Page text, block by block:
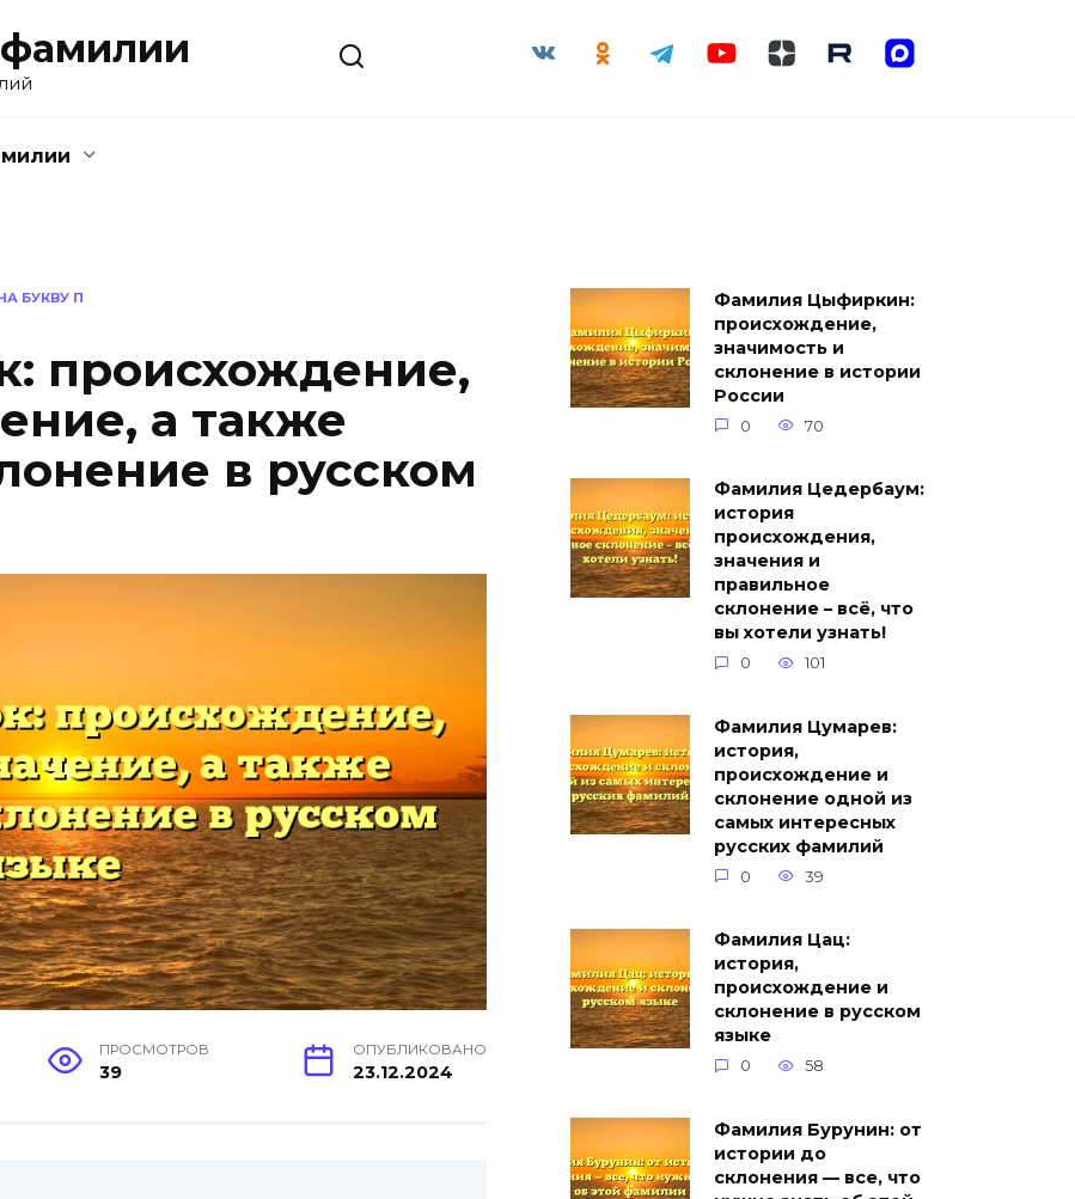
БУКВУ П
происхождение,
а также
в русском
ПРОСМОТРОВ
39
ОПУБЛИКОВАНО
23.12.2024
Фамилия Цыфиркин:
происхождение,
значимость и
склонение в истории
России
0 70
Фамилия Цедербаум:
история
происхождения,
значения и
правильное
склонение – всё, что
вы хотели узнать!
0 101
Фамилия Цумарев:
история,
происхождение и
склонение одной из
самых интересных
русских фамилий
0 39
Фамилия Цац:
история,
происхождение и
склонение в русском
языке
0 58
Фамилия Бурунин: от
истории до
склонения — все, что